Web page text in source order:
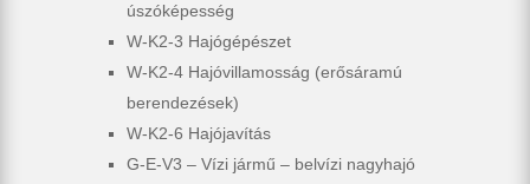
úszóképesség
W-K2-3 Hajógépészet
W-K2-4 Hajóvillamosság (erősáramú
berendezések)
W-K2-6 Hajójavítás
G-E-V3 – Vízi jármű – belvízi nagyhajó